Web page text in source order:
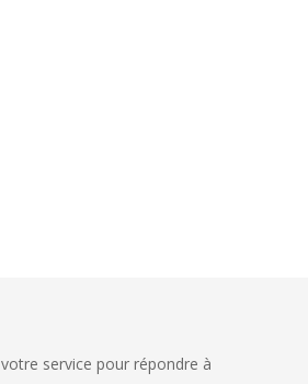
service pour répondre à